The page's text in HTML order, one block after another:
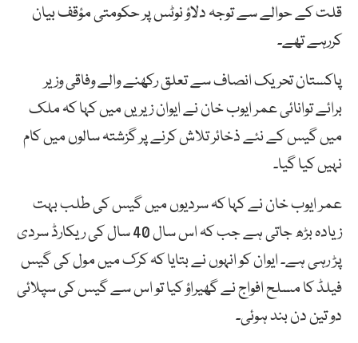
قلت کے حوالے سے توجہ دلاؤ نوٹس پر حکومتی مؤقف بیان
کررہے تھے۔
پاکستان تحریک انصاف سے تعلق رکھنے والے وفاقی وزیر
برائے توانائی عمر ایوب خان نے ایوان زیریں میں کہا کہ ملک
میں گیس کے نئے ذخائر تلاش کرنے پر گزشتہ سالوں میں کام
نہیں کیا گیا۔
عمر ایوب خان نے کہا کہ سردیوں میں گیس کی طلب بہت
زیادہ بڑھ جاتی ہے جب کہ اس سال 40 سال کی ریکارڈ سردی
پڑ رہی ہے۔ ایوان کو انہوں نے بتایا کہ کرک میں مول کی گیس
فیلڈ کا مسلح افواج نے گھیراؤ کیا تو اس سے گیس کی سپلائی
دو تین دن بند ہوئی۔